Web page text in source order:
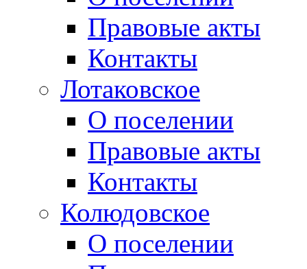
Правовые акты
Контакты
Лотаковское
О поселении
Правовые акты
Контакты
Колюдовское
О поселении